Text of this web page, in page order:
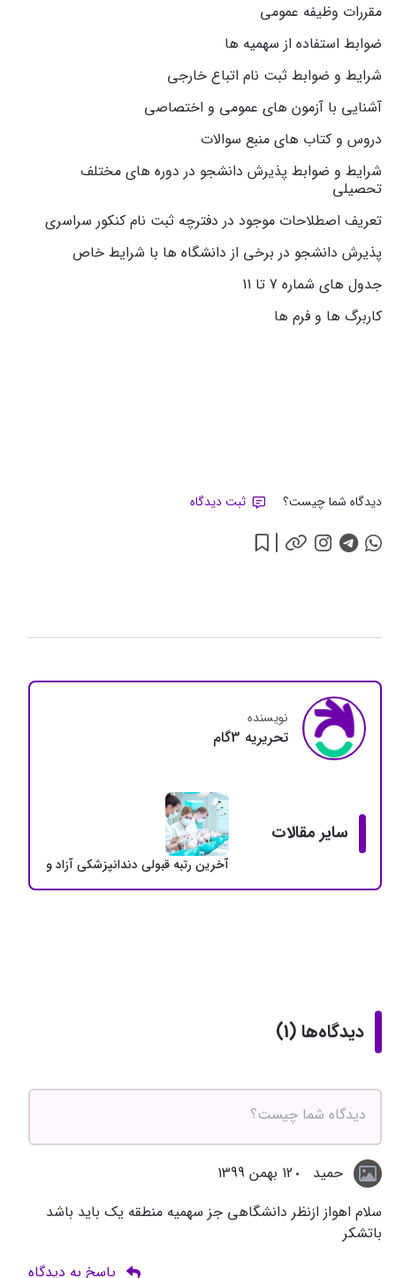
مقررات وظیفه عمومی
ضوابط استفاده از سهمیه ها
شرایط و ضوابط ثبت نام اتباع خارجی
آشنایی با آزمون های عمومی و اختصاصی
دروس و کتاب های منبع سوالات
شرایط و ضوابط پذیرش دانشجو در دوره های مختلف
تحصیلی
تعریف اصطلاحات موجود در دفترچه ثبت نام کنکور سراسری
پذیرش دانشجو در برخی از دانشگاه ها با شرایط خاص
جدول های شماره 7 تا 11
کاربرگ ها و فرم ها
دیدگاه شما چیست؟ ثبت دیدگاه
نویسنده
تحريريه 3گام
سایر مقالات
آخرین رتبه قبولی دندانپزشکی آزاد و دولتی +
دیدگاه‌ها (1)
حمید
12 بهمن 1399
سلام اهواز ازنظر دانشگاهی جز سهمیه منطقه یک باید باشد
باتشکر
پاسخ به دیدگاه